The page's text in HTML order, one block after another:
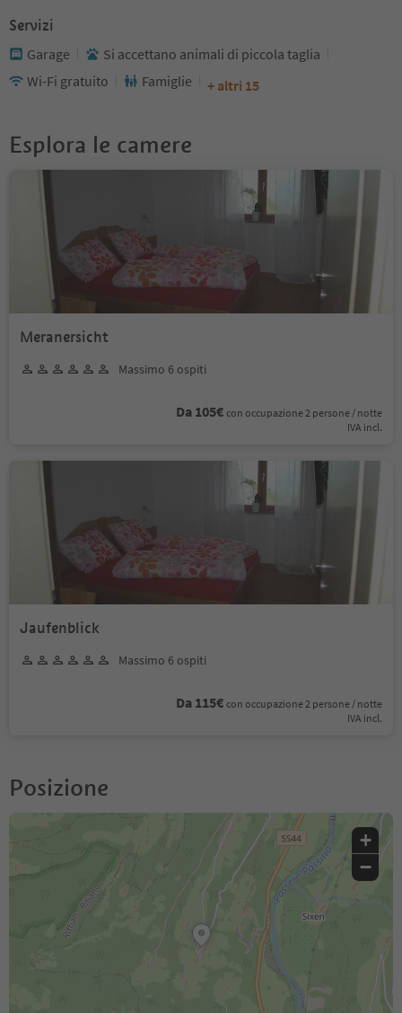
Servizi
Garage
Si accettano animali di piccola taglia
Wi-Fi gratuito
Famiglie + altri 15
Esplora le camere
Meranersicht
Massimo 6 ospiti
Da 105€ con occupazione 2 persone / notte
IVA incl.
Jaufenblick
Massimo 6 ospiti
Da 115€ con occupazione 2 persone / notte
IVA incl.
Posizione
+
−